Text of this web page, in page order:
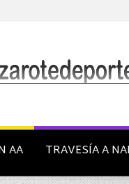
AA TRAVESÍA A